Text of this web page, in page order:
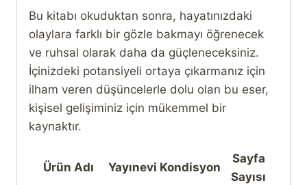
Bu kitabı okuduktan sonra, hayatınızdaki
olaylara farklı bir gözle bakmayı öğrenecek
ve ruhsal olarak daha da güçleneceksiniz.
İçinizdeki potansiyeli ortaya çıkarmanız için
ilham veren düşüncelerle dolu olan bu eser,
kişisel gelişiminiz için mükemmel bir
kaynaktır.
Ürün Adı Yayınevi Kondisyon
Sayfa
Sayısı